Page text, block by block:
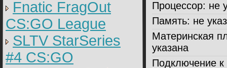
Fnatic FragOut
CS:GO League
SLTV StarSeries
#4 CS:GO
Процессор: не
Память: не
Материнская
указана
Подключение к